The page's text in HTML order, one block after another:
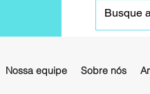
Nossa equipe Sobre nós